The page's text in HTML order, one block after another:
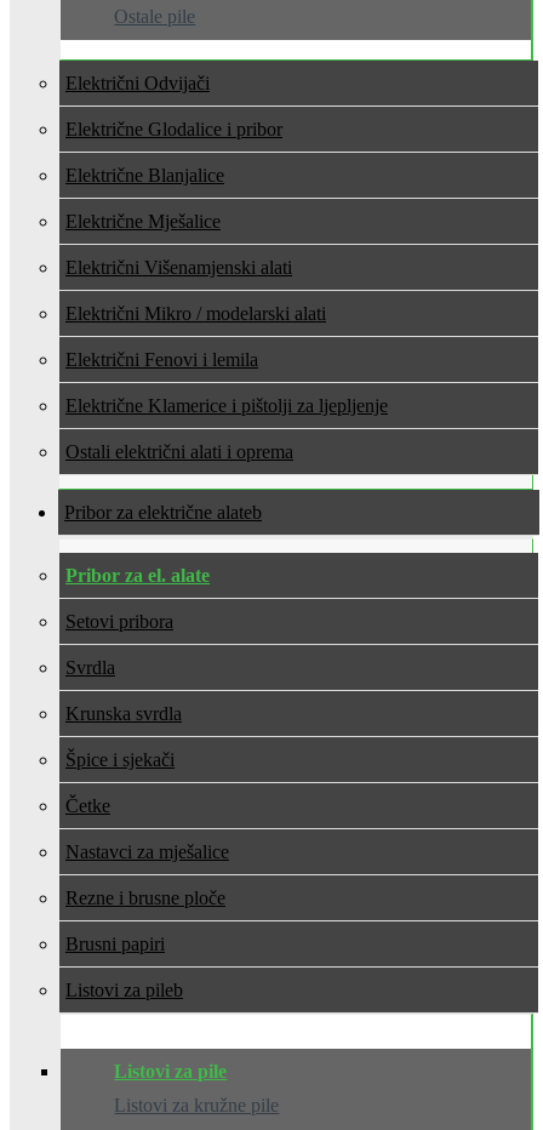
Ostale pile
Električni Odvijači
Električne Glodalice i pribor
Električne Blanjalice
Električne Mješalice
Električni Višenamjenski alati
Električni Mikro / modelarski alati
Električni Fenovi i lemila
Električne Klamerice i pištolji za ljepljenje
Ostali električni alati i oprema
Pribor za električne alate
Pribor za el. alate
Setovi pribora
Svrdla
Krunska svrdla
Špice i sjekači
Četke
Nastavci za mješalice
Rezne i brusne ploče
Brusni papiri
Listovi za pile
Listovi za pile
Listovi za kružne pile